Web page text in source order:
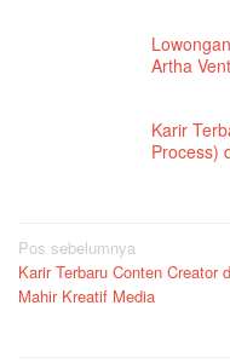
Artha
Karir
Process)
Navigasi
pos
Pos sebelumnya
Karir Terbaru Conten Creator
Mahir Kreatif Media